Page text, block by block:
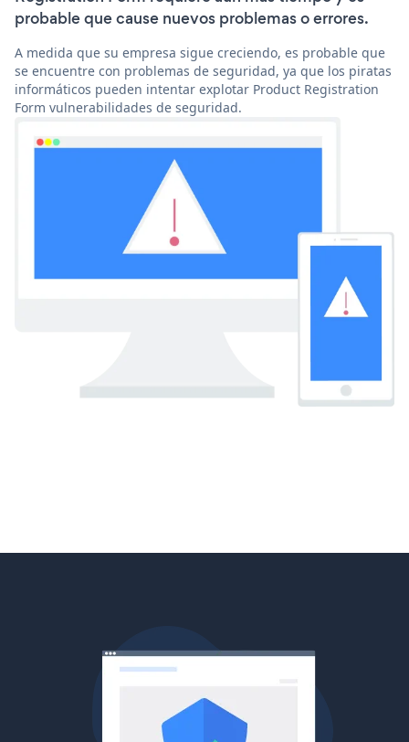
probable que cause nuevos problemas o errores.
A medida que su empresa sigue creciendo, es probable que
se encuentre con problemas de seguridad, ya que los piratas
informáticos pueden intentar explotar Product Registration
Form vulnerabilidades de seguridad.